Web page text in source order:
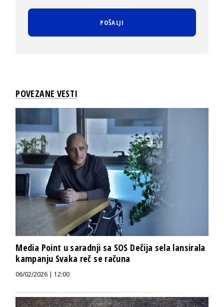
POVEZANE VESTI
Media Point u saradnji sa SOS Dečija sela lansirala
kampanju Svaka reč se računa
06/02/2026 | 12:00